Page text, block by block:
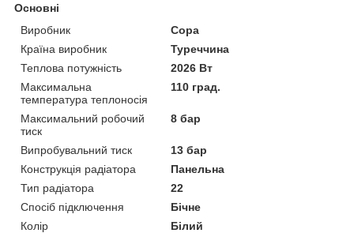
Основні
Виробник
Copa
Країна виробник
Туреччина
Теплова потужність
2026 Вт
Максимальна
температура теплоносія
110 град.
Максимальний робочий
тиск
8 бар
Випробувальний тиск
13 бар
Конструкція радіатора
Панельна
Тип радіатора
22
Спосіб підключення
Бічне
Колір
Білий